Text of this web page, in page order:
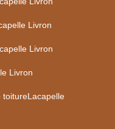
Livron
Livron
Livron
toitureLacapelle